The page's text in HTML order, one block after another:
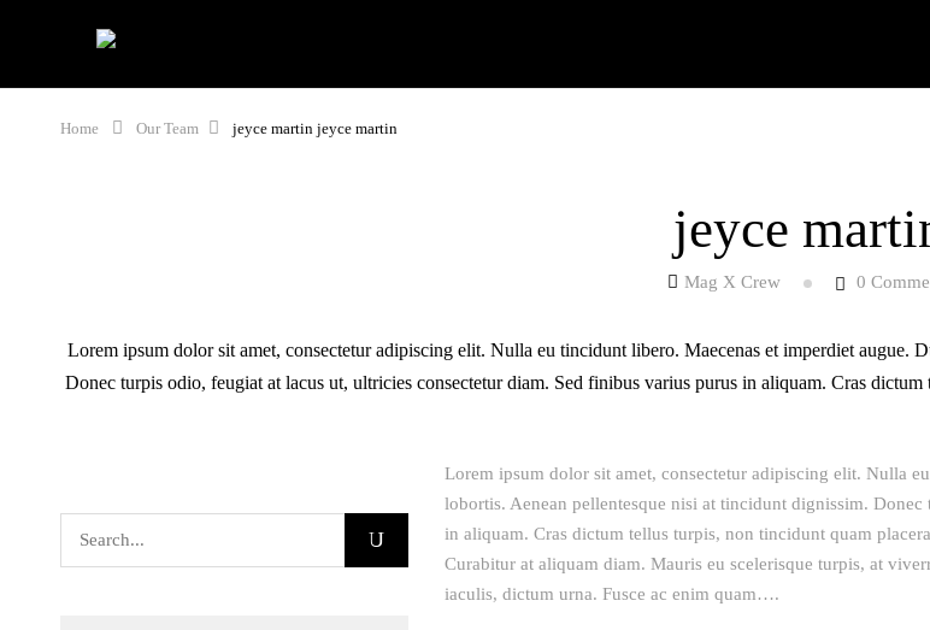
Home Our Team jeyce martin jeyce martin
jeyce
Mag X Crew 0
Lorem ipsum dolor sit amet, consectetur adipiscing elit. Nulla eu tincidunt libero. Maecenas et imperdiet augue.
Donec turpis odio, feugiat at lacus ut, ultricies consectetur diam. Sed finibus varius purus in aliquam. Cras
Lorem ipsum dolor sit amet, consectetur adipiscing elit. Nulla
lobortis. Aenean pellentesque nisi at tincidunt dignissim.
in aliquam. Cras dictum tellus turpis, non tincidunt quam
Curabitur at aliquam diam. Mauris eu scelerisque turpis, at
iaculis, dictum urna. Fusce ac enim quam….